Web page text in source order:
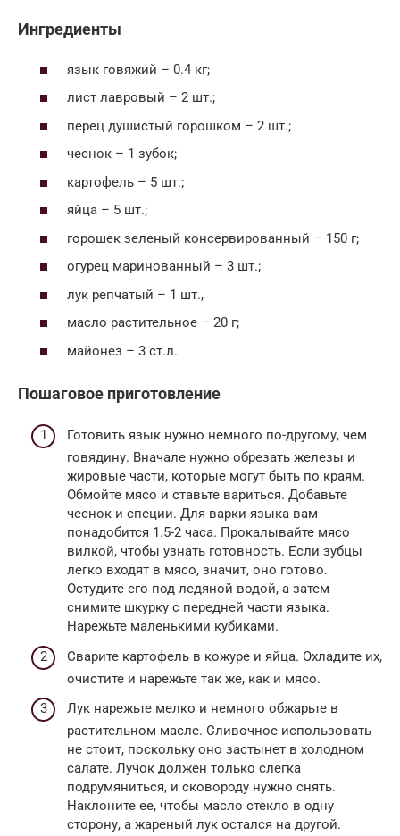
Ингредиенты
язык говяжий – 0.4 кг;
лист лавровый – 2 шт.;
перец душистый горошком – 2 шт.;
чеснок – 1 зубок;
картофель – 5 шт.;
яйца – 5 шт.;
горошек зеленый консервированный – 150 г;
огурец маринованный – 3 шт.;
лук репчатый – 1 шт.,
масло растительное – 20 г;
майонез – 3 ст.л.
Пошаговое приготовление
Готовить язык нужно немного по-другому, чем
говядину. Вначале нужно обрезать железы и
жировые части, которые могут быть по краям.
Обмойте мясо и ставьте вариться. Добавьте
чеснок и специи. Для варки языка вам
понадобится 1.5-2 часа. Прокалывайте мясо
вилкой, чтобы узнать готовность. Если зубцы
легко входят в мясо, значит, оно готово.
Остудите его под ледяной водой, а затем
снимите шкурку с передней части языка.
Нарежьте маленькими кубиками.
Сварите картофель в кожуре и яйца. Охладите их,
очистите и нарежьте так же, как и мясо.
Лук нарежьте мелко и немного обжарьте в
растительном масле. Сливочное использовать
не стоит, поскольку оно застынет в холодном
салате. Лучок должен только слегка
подрумяниться, и сковороду нужно снять.
Наклоните ее, чтобы масло стекло в одну
сторону, а жареный лук остался на другой.